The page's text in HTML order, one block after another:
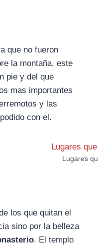
que no fueron
la montaña, este
pie y del que
mas importantes
y las
con el.
Lugares
los que quitan el
sino por la belleza
. El templo